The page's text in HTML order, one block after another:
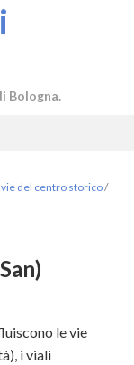
Bologna.
del centro storico/
le vie
i viali